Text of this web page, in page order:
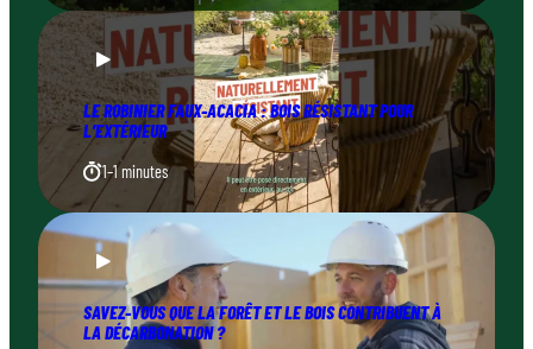
LE ROBINIER FAUX-ACACIA : BOIS RÉSISTANT POUR
L’EXTÉRIEUR
1–1 minutes
SAVEZ-VOUS QUE LA FORÊT ET LE BOIS CONTRIBUENT À
LA DÉCARBONATION ?